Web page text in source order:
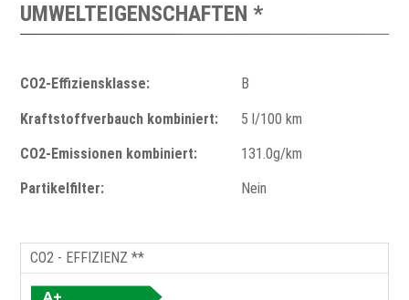
UMWELTEIGENSCHAFTEN *
CO2-Effiziensklasse: B
Kraftstoffverbauch kombiniert: 5 l/100 km
CO2-Emissionen kombiniert: 131.0g/km
Partikelfilter: Nein
CO2 - EFFIZIENZ **